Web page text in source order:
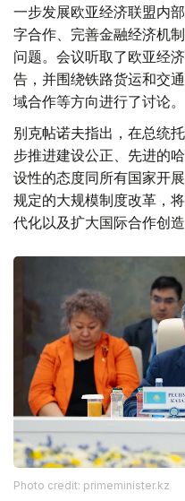
一步发展欧亚经济联盟内
字合作、完善金融经济机
问题。会议听取了欧亚经
告，并围绕铁路货运和交
域合作等方向进行了讨论。
别克帖诺夫指出，在总统
步推进建设公正、先进的
设性的态度同所有国家开
规定的大规模制度改革，
代化以及扩大国际合作创造
Photo credit: primeminister.kz